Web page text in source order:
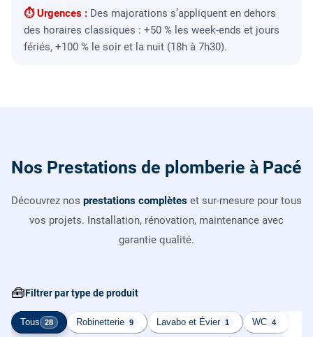
⏱ Urgences : Des majorations s’appliquent en dehors
des horaires classiques : +50 % les week-ends et jours
fériés, +100 % le soir et la nuit (18h à 7h30).
Nos Prestations de plomberie à Pacé
Découvrez nos prestations complètes et sur-mesure pour tous
vos projets. Installation, rénovation, maintenance avec
garantie qualité.
🧰Filtrer par type de produit
Tous 28 Robinetterie 9 Lavabo et Évier 1 WC 4